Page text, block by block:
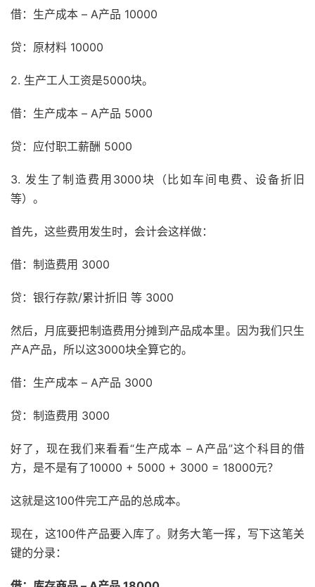
借：生产成本 – A产品 10000
贷：原材料 10000
2. 生产工人工资是5000块。
借：生产成本 – A产品 5000
贷：应付职工薪酬 5000
3. 发生了制造费用3000块（比如车间电费、设备折旧
等）。
首先，这些费用发生时，会计会这样做：
借：制造费用 3000
贷：银行存款/累计折旧 等 3000
然后，月底要把制造费用分摊到产品成本里。因为我们只生
产A产品，所以这3000块全算它的。
借：生产成本 – A产品 3000
贷：制造费用 3000
好了，现在我们来看看“生产成本 – A产品”这个科目的借
方，是不是有了10000 + 5000 + 3000 = 18000元？
这就是这100件完工产品的总成本。
现在，这100件产品要入库了。财务大笔一挥，写下这笔关
键的分录：